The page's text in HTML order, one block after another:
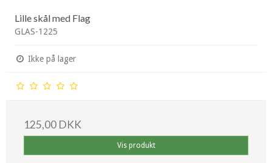
Lille skål med Flag
GLAS-1225
Ikke på lager
125,00 DKK
Vis produkt